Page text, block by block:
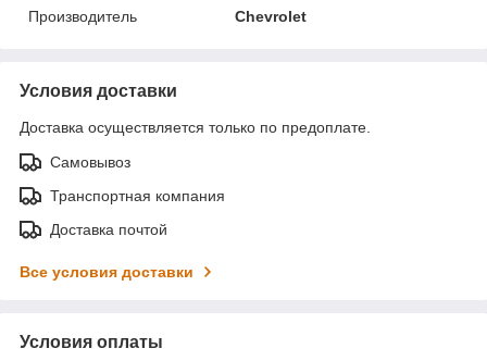
Производитель
Chevrolet
Условия доставки
Доставка осуществляется только по предоплате.
Самовывоз
Транспортная компания
Доставка почтой
Все условия доставки
Условия оплаты